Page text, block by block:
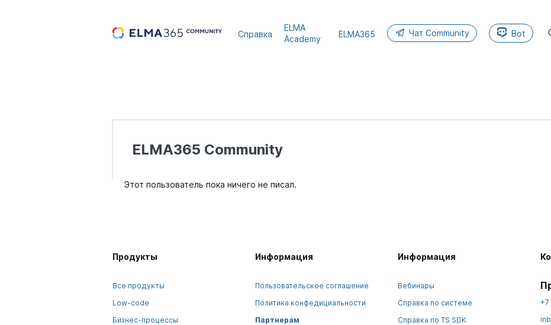
Справка
ELMA
Academy
ELMA365 Чат Community Bot
ELMA365 Community
Этот пользователь пока ничего не писал.
Продукты
Все продукты
Low-code
Бизнес-процессы
Информация
Пользовательское соглашение
Политика конфедициальности
Партнерам
Информация
Вебинары
Справка по системе
Справка по TS SDK